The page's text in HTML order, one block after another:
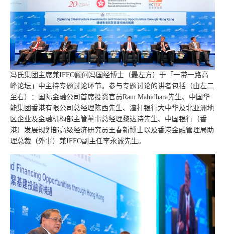
冯氏集团主席兼IFFO顾问冯国经博士（最左方）于「一带一路高
峰论坛」中主持专题讨论环节。参与专题讨论的讲者包括（由左二
至右）：国际金融公司首席投资官员Ram Mahidhara先生、中国华
能集团香港有限公司总经理陈西先生、渣打银行大中华及北亚洲地
区企业及金融机构部主管董事总经理黎达诗先生、中国银行（香
港）发展规划部高级经济研究员王春新博士以及香港金融管理局助
理总裁（外事）兼IFFO副主任李永诚先生。